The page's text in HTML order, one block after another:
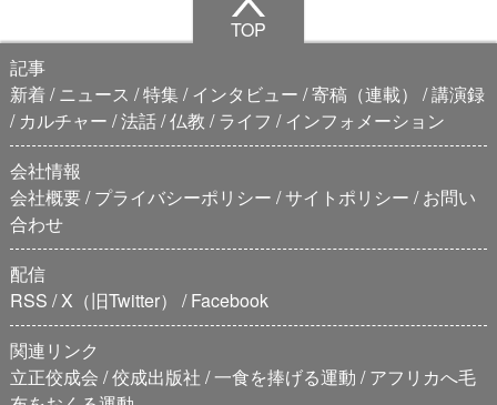
TOP
記事
新着
ニュース 特集 インタビュー 寄稿（連載）
講演録
カルチャー 法話 仏教 ライフ
インフォメーション
会社情報
会社概要 プライバシーポリシー サイトポリシー
お問い
合わせ
配信
RSS X（旧Twitter）
Facebook
関連リンク
立正佼成会 佼成出版社 一食を捧げる運動
アフリカへ毛